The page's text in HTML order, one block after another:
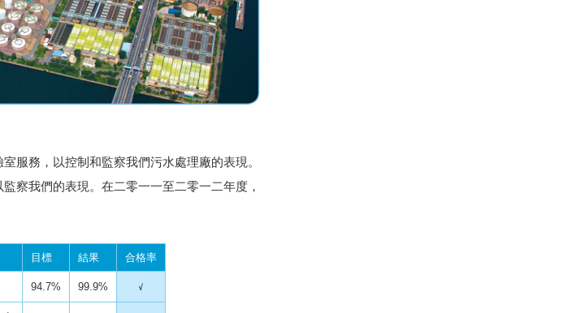
服務，以控制和監察我們污水處理廠的表現。
察我們的表現。在二零一一至二零一二年度，
目標 結果 合格率
94.7% 99.9%